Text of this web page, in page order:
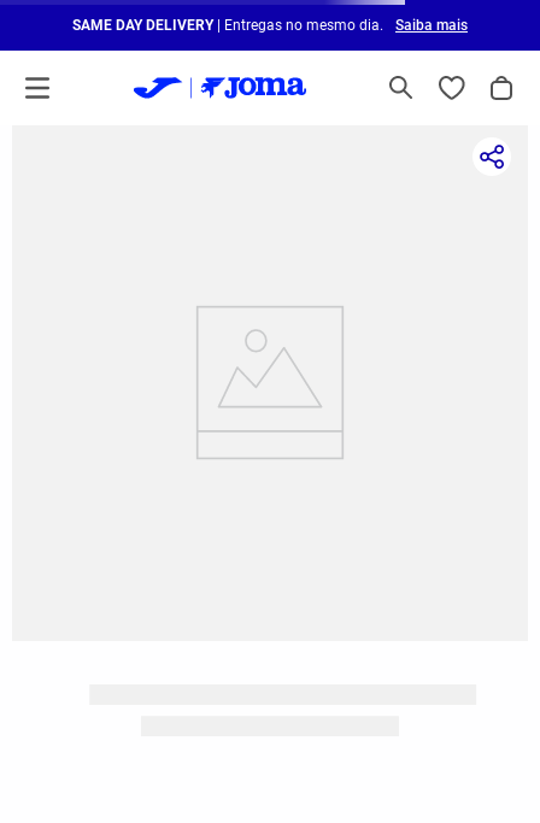
SAME DAY DELIVERY| Entregas no mesmo dia. Saiba mais